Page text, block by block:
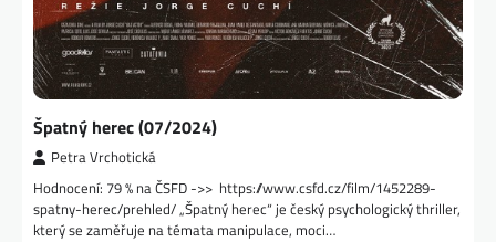
Špatný herec (07/2024)
Petra Vrchotická
Hodnocení: 79 % na ČSFD ->> https://www.csfd.cz/film/1452289-
spatny-herec/prehled/ „Špatný herec“ je český psychologický thriller,
který se zaměřuje na témata manipulace, moci…